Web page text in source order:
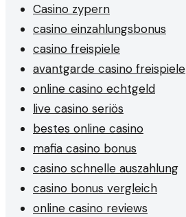
Casino zypern
casino einzahlungsbonus
casino freispiele
avantgarde casino freispiele
online casino echtgeld
live casino seriös
bestes online casino
mafia casino bonus
casino schnelle auszahlung
casino bonus vergleich
online casino reviews